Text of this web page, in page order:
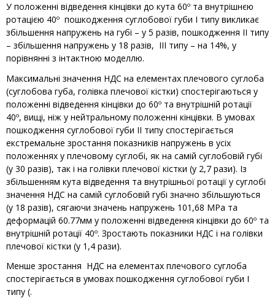
У положенні відведення кінцівки до кута 60º та внутрішнєю
ротацією 40º пошкодження суглобової губи І типу викликає
збільшення напружень на губі – у 5 разів, пошкодження ІІ типу
– збільшення напружень у 18 разів, ІІІ типу – на 14%, у
порівнянні з інтактною моделлю.
Максимальні значення НДС на елементах плечового суглоба
(суглобова губа, голівка плечової кістки) спостерігаються у
положенні відведення кінцівки до 60º та внутрішній ротації
40º, вищі, ніж у нейтральному положенні кінцівки. В умовах
пошкодження суглобової губи ІІ типу спостерігається
екстремальне зростання показників напружень в усіх
положеннях у плечовому суглобі, як на самій суглобовій губі
(у 30 разів), так і на голівки плечової кістки (у 2,7 рази). Із
збільшенням кута відведення та внутрішньої ротації у суглобі
значення НДС на самій суглобовій губі значно збільшуються
(у 18 разів), сягаючи значень напружень 101,68 МРа та
деформацій 60.77мм у положенні відведення кінцівки до 60º та
внутрішній ротації 40º. Зростають показники НДС і на голівки
плечової кістки (у 1,4 рази).
Менше зростання НДС на елементах плечового суглоба
спостерігається в умовах пошкодження суглобової губи І
типу (.